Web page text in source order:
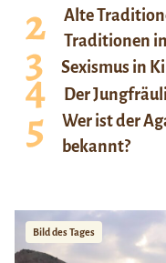
Alte
Traditionen
Sexismus in
Der
Wer ist der
bekannt?
Bild des Tages